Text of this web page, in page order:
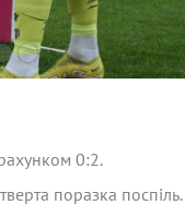
0:2.
поразка поспіль.